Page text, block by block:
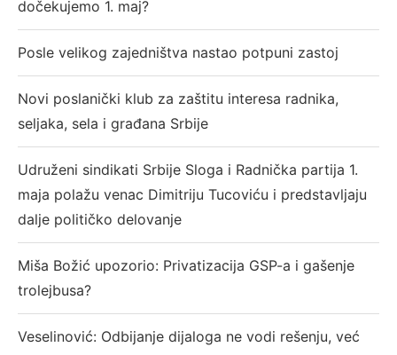
dočekujemo 1. maj?
Posle velikog zajedništva nastao potpuni zastoj
Novi poslanički klub za zaštitu interesa radnika,
seljaka, sela i građana Srbije
Udruženi sindikati Srbije Sloga i Radnička partija 1.
maja polažu venac Dimitriju Tucoviću i predstavljaju
dalje političko delovanje
Miša Božić upozorio: Privatizacija GSP-a i gašenje
trolejbusa?
Veselinović: Odbijanje dijaloga ne vodi rešenju, već